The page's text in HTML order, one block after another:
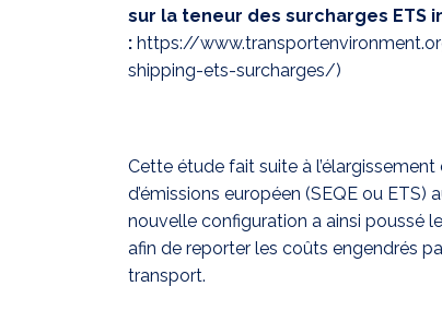
sur la teneur des surcharges
: https://
shipping-ets-surcharges/)
Cette étude fait suite à
d’émissions européen (SEQE ou
nouvelle configuration a ainsi poussé
afin de reporter les coûts engendrés
transport.